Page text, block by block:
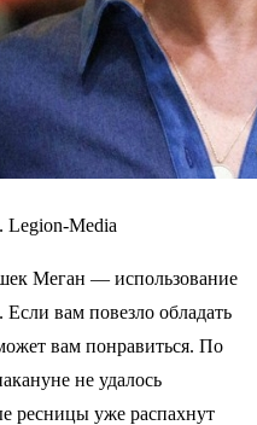
Media
Меган — использование
вам повезло обладать
вам понравиться. По
не удалось
ресницы уже распахнут